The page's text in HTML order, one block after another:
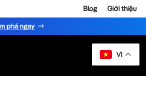
Blog Giới thiệu
VI